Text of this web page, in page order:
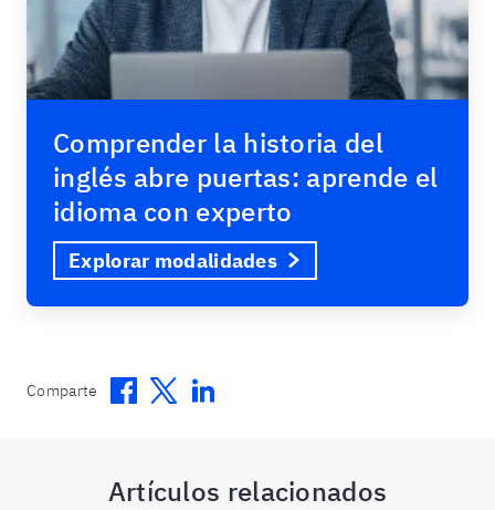
Comprender la historia del
inglés abre puertas: aprende el
idioma con experto
Explorar modalidades
Comparte Facebook
TwitterLinkedin
Artículos relacionados